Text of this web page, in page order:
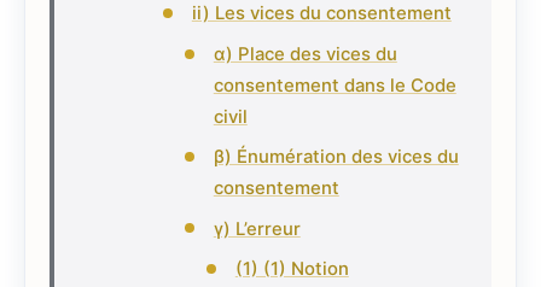
ii) Les vices du consentement
α) Place des vices du
consentement dans le Code
civil
β) Énumération des vices du
consentement
γ) L’erreur
(1) (1) Notion